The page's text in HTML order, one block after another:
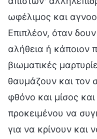
ωφέλιμος και
Επιπλέον, όταν
αλήθεια ή κάποιον
βιωματικές
θαυμάζουν και τον
φθόνο και μίσος
προκειμένου να
για να κρίνουν και